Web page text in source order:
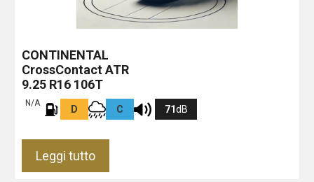
CONTINENTAL
CrossContact ATR
9.25 R16 106T
N/A
D C 71dB
Leggi tutto